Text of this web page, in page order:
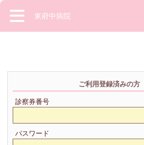
東府中病院
ご利用登録済みの方
診察券番号
パスワード